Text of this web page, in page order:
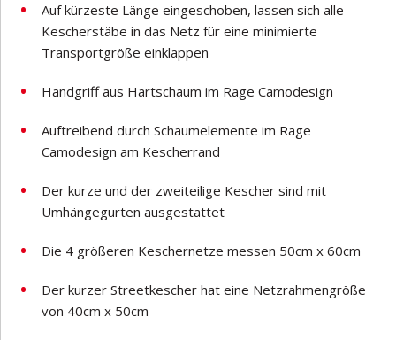
Auf kürzeste Länge eingeschoben, lassen sich alle
Kescherstäbe in das Netz für eine minimierte
Transportgröße einklappen
Handgriff aus Hartschaum im Rage Camodesign
Auftreibend durch Schaumelemente im Rage
Camodesign am Kescherrand
Der kurze und der zweiteilige Kescher sind mit
Umhängegurten ausgestattet
Die 4 größeren Keschernetze messen 50cm x 60cm
Der kurzer Streetkescher hat eine Netzrahmengröße
von 40cm x 50cm